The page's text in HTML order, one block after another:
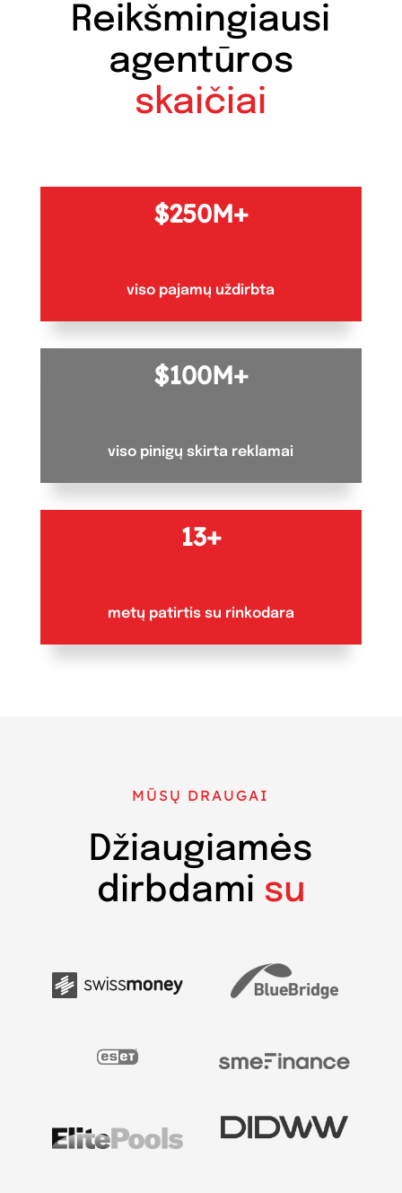
Reikšmingiausi
agentūros
skaičiai
250M+
viso pajamų uždirbta
100M+
viso pinigų skirta reklamai
13+
metų patirtis su rinkodara
MŪSŲ DRAUGAI
Džiaugiamės
dirbdami su